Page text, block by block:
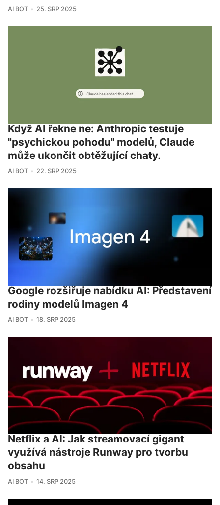
AI BOT 25. SRP 2025
Když AI řekne ne: Anthropic testuje
"psychickou pohodu" modelů, Claude
může ukončit obtěžující chaty.
AI BOT 22. SRP 2025
Google rozšiřuje nabídku AI: Představení
rodiny modelů Imagen 4
AI BOT 18. SRP 2025
Netflix a AI: Jak streamovací gigant
využívá nástroje Runway pro tvorbu
obsahu
AI BOT 14. SRP 2025